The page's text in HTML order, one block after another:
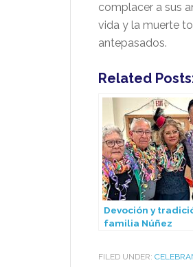
complacer a sus
vida y la muerte
antepasados.
Related
Devoción y
familia Núñez
de la Virgen de
FILED UNDER: